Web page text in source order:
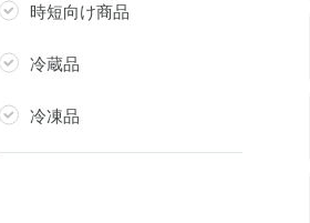
時短向け商品
冷蔵品
冷凍品